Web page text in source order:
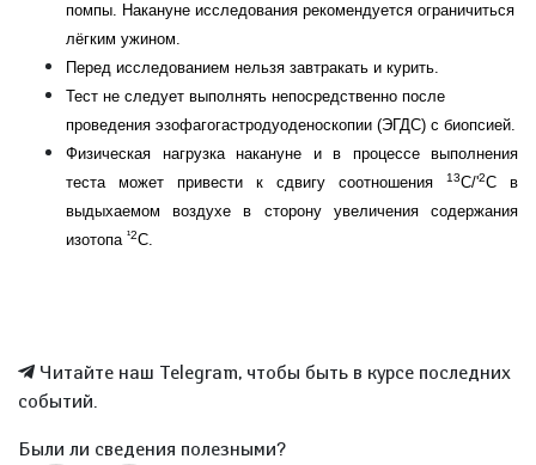
помпы. Накануне исследования рекомендуется ограничиться
лёгким ужином.
Перед исследованием нельзя завтракать и курить.
Тест не следует выполнять непосредственно после
проведения эзофагогастродуоденоскопии (ЭГДС) с биопсией.
Физическая нагрузка накануне и в процессе выполнения
теста может привести к сдвигу соотношения 13С/'2С в
выдыхаемом воздухе в сторону увеличения содержания
изотопа ¹2С.
Читайте наш Telegram, чтобы быть в курсе последних
событий.
Были ли сведения полезными?